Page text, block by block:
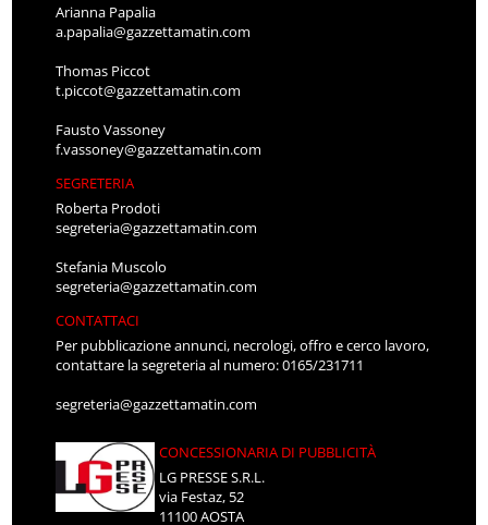
Arianna Papalia
a.papalia@gazzettamatin.com
Thomas Piccot
t.piccot@gazzettamatin.com
Fausto Vassoney
f.vassoney@gazzettamatin.com
SEGRETERIA
Roberta Prodoti
segreteria@gazzettamatin.com
Stefania Muscolo
segreteria@gazzettamatin.com
CONTATTACI
Per pubblicazione annunci, necrologi, offro e cerco lavoro,
contattare la segreteria al numero: 0165/231711
segreteria@gazzettamatin.com
CONCESSIONARIA DI PUBBLICITÀ
LG PRESSE S.R.L.
via Festaz, 52
11100 AOSTA